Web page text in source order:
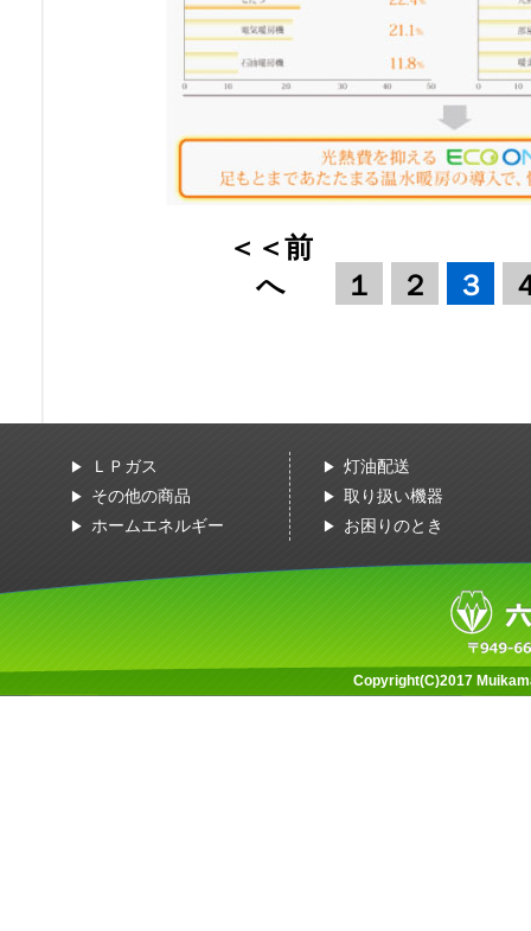
＜＜前
へ
１ ２ ３
ＬＰガス
その他の商品
ホームエネルギー
灯油配送
取り扱い機器
お困りのとき
Copyright(C)2017